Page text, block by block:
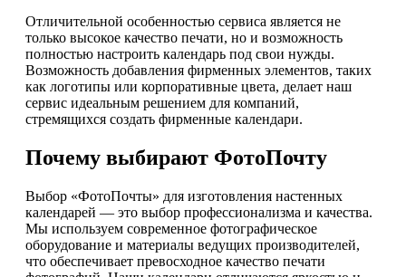
Отличительной особенностью сервиса является не
только высокое качество печати, но и возможность
полностью настроить календарь под свои нужды.
Возможность добавления фирменных элементов, таких
как логотипы или корпоративные цвета, делает наш
сервис идеальным решением для компаний,
стремящихся создать фирменные календари.
Почему выбирают ФотоПочту
Выбор «ФотоПочты» для изготовления настенных
календарей — это выбор профессионализма и качества.
Мы используем современное фотографическое
оборудование и материалы ведущих производителей,
что обеспечивает превосходное качество печати